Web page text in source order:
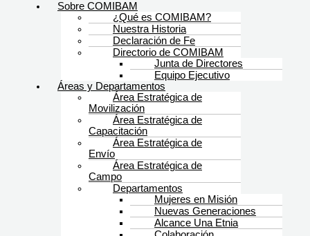
Sobre COMIBAM
¿Qué es COMIBAM?
Nuestra Historia
Declaración de Fe
Directorio de COMIBAM
Junta de Directores
Equipo Ejecutivo
Áreas y Departamentos
Área Estratégica de
Movilización
Área Estratégica de
Capacitación
Área Estratégica de
Envío
Área Estratégica de
Campo
Departamentos
Mujeres en Misión
Nuevas Generaciones
Alcance Una Etnia